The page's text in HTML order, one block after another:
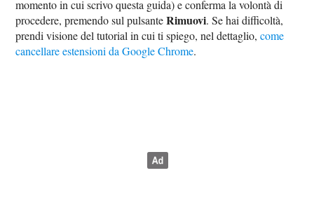
momento in cui scrivo questa guida) e conferma la volontà di
procedere, premendo sul pulsanteRimuovi. Se hai difficoltà,
prendi visione del tutorial in cui ti spiego, nel dettaglio,come
cancellare estensioni da Google Chrome.